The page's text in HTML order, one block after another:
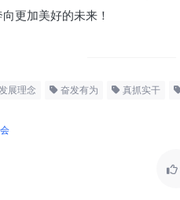
更加美好的未来！
展理念 奋发有为 真抓实干